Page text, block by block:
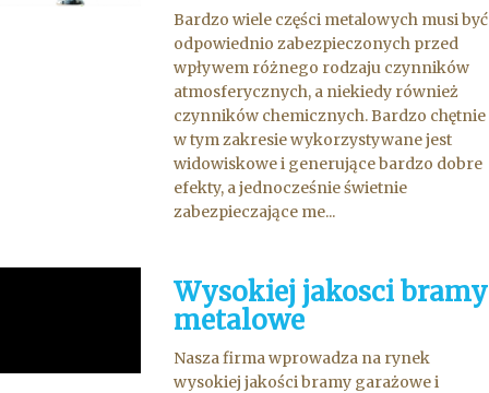
Bardzo wiele części metalowych musi być
odpowiednio zabezpieczonych przed
wpływem różnego rodzaju czynników
atmosferycznych, a niekiedy również
czynników chemicznych. Bardzo chętnie
w tym zakresie wykorzystywane jest
widowiskowe i generujące bardzo dobre
efekty, a jednocześnie świetnie
zabezpieczające me...
Wysokiej jakosci bramy
metalowe
Nasza firma wprowadza na rynek
wysokiej jakości bramy garażowe i